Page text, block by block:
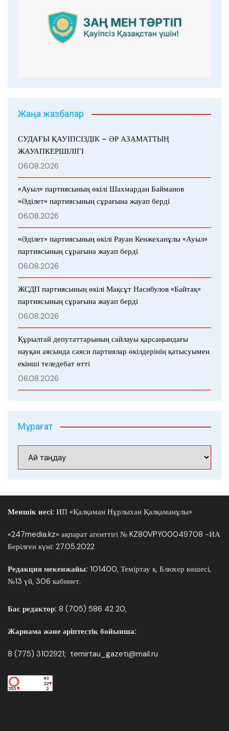
Жаңа жазбалар
СУДАҒЫ ҚАУІПСІЗДІК – ӘР АЗАМАТТЫҢ
ЖАУАПКЕРШІЛІГІ
06.08.2026
«Ауыл» партиясының өкілі Шахмардан Байманов
«Әділет» партиясының сұрағына жауап берді
06.08.2026
«Әділет» партиясының өкілі Рауан Кенжеханұлы «Ауыл»
партиясының сұрағына жауап берді
06.08.2026
ЖСДП партиясының өкілі Мақсұт Насибулов «Байтақ»
партиясының сұрағына жауап берді
06.08.2026
Құрылтай депутаттарының сайлауы қарсаңындағы
науқан аясында саяси партиялар өкілдерінің қатысуымен
екінші теледебат өтті
06.08.2026
Мұрағат
Меншік иесі: ИП «Қалқаман Нұрлыхан Қалқаманұлы»
«247media.kz» ақпарат агенттігі № KZ80VPY00049708 -ИА
Берілген күні: 27.05.2022
Редакция мекенжайы: 101400, Теміртау қ. Блюхер көшесі,
№13 үй, 306 кабинет.
Бас редактор: 8 (705) 586 42 20,
Жарнама және әріптестік бойынша:
8 (775) 3102921; temirtau_gazeti@mail.ru